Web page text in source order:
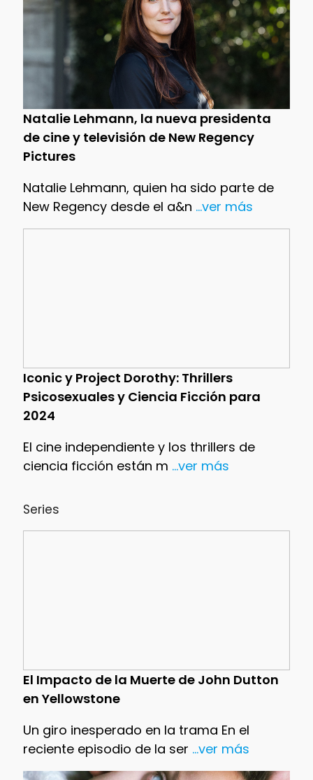
Natalie Lehmann, la nueva presidenta
de cine y televisión de New Regency
Pictures
Natalie Lehmann, quien ha sido parte de
New Regency desde el a&n ...ver más
Iconic y Project Dorothy: Thrillers
Psicosexuales y Ciencia Ficción para
2024
El cine independiente y los thrillers de
ciencia ficción están m ...ver más
Series
El Impacto de la Muerte de John Dutton
en Yellowstone
Un giro inesperado en la trama En el
reciente episodio de la ser ...ver más